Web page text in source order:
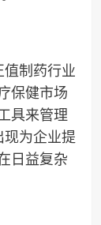
值制药行业
保健市场
具来管理
为企业提
日益复杂